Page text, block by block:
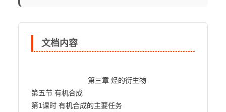
文档内容
第五节 有机合成
第1课时 有机合成的主要任务